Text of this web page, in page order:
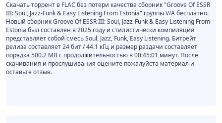
Скачать торрент в FLAC без потери качества сборник "Groove Of ESSR
III: Soul, Jazz-Funk & Easy Listening From Estonia" группы V/A бесплатно.
Новый сборник Groove Of ESSR III: Soul, Jazz-Funk & Easy Listening From
Estonia был составлен в 2025 году и стилистически компиляция
представляет собой смесь Soul, Jazz, Funk, Easy Listening. Битрейт
релиза составляет 24 бит / 44.1 кГц и размер раздачи составляет
порядка 500.2 MB с продолжительностью в 00:45:01 минут. После
скачивания и прослушивания оцените пожалуйста материал и
оставьте отзыв.